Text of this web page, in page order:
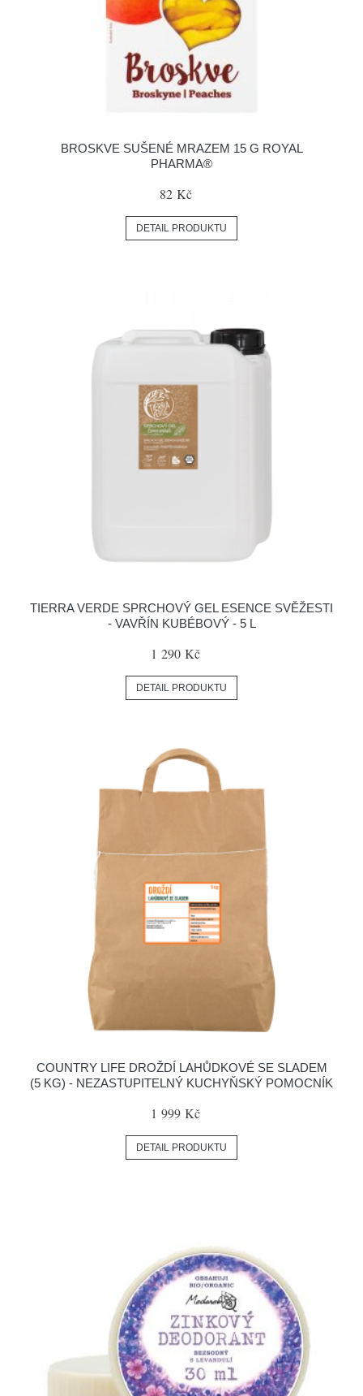
BROSKVE SUŠENÉ MRAZEM 15 G ROYAL
PHARMA®
82 Kč
DETAIL PRODUKTU
TIERRA VERDE SPRCHOVÝ GEL ESENCE SVĚŽESTI
- VAVŘÍN KUBÉBOVÝ - 5 L
1 290 Kč
DETAIL PRODUKTU
COUNTRY LIFE DROŽDÍ LAHŮDKOVÉ SE SLADEM
(5 KG) - NEZASTUPITELNÝ KUCHYŇSKÝ POMOCNÍK
1 999 Kč
DETAIL PRODUKTU